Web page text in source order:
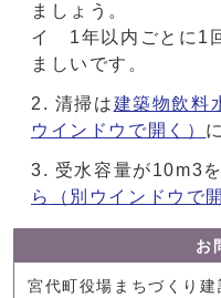
ましょう。
イ 1年以内ごとに1
ましいです。
清掃は建築物飲料
ウインドウで開く）
受水容量が10m3
ら
（別ウインドウで
お
宮代町役場まちづくり建